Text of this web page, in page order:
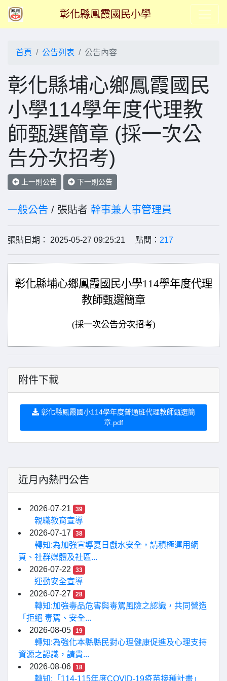
彰化縣鳯霞國民小學
首頁 公告列表 公告內容
彰化縣埔心鄉鳳霞國民
小學114學年度代理教
師甄選簡章 (採一次公
告分次招考)
上一則公告 下一則公告
一般公告 / 張貼者 幹事兼人事管理員
張貼日期： 2025-05-27 09:25:21 點閱： 217
彰化縣埔心鄉鳳霞國民小學114學年度代理
教師甄選簡章
(採一次公告分次招考)
附件下載
彰化縣鳳霞國小114學年度普通班代理教師甄選簡
章.pdf
近月內熱門公告
2026-07-21 39
親職教育宣導
2026-07-17
38
轉知:為加強宣導夏日戲水安全，請積極運用網
頁、社群媒體及社區...
2026-07-22
33
運動安全宣導
2026-07-27
28
轉知:加強毒品危害與毒駕風險之認識，共同營造
「拒絕 毒駕、安全...
2026-08-05
19
轉知:為強化本縣縣民對心理健康促進及心理支持
資源之認識，請貴...
2026-08-06
18
轉知:「114-115年度COVID-19疫苗接種計畫」